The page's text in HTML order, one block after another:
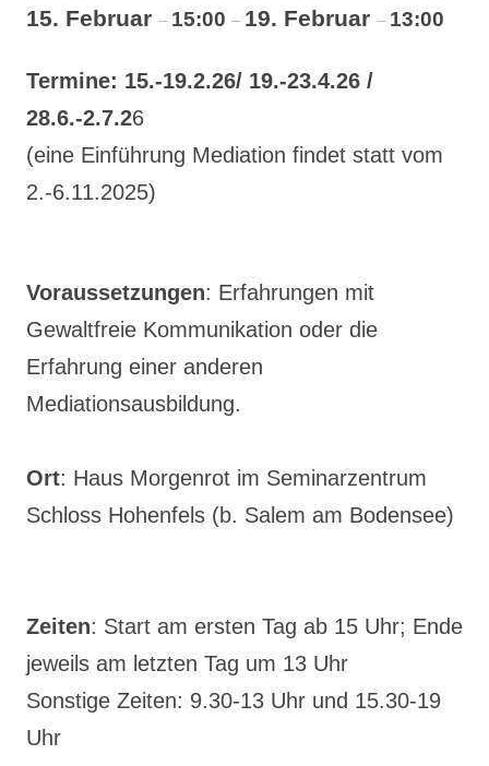
15. Februar – 15:00 – 19. Februar – 13:00
Termine: 15.-19.2.26/ 19.-23.4.26 /
28.6.-2.7.26
(eine Einführung Mediation findet statt vom
2.-6.11.2025)
Voraussetzungen: Erfahrungen mit
Gewaltfreie Kommunikation oder die
Erfahrung einer anderen
Mediationsausbildung.
Ort: Haus Morgenrot im Seminarzentrum
Schloss Hohenfels (b. Salem am Bodensee)
Zeiten: Start am ersten Tag ab 15 Uhr; Ende
jeweils am letzten Tag um 13 Uhr
Sonstige Zeiten: 9.30-13 Uhr und 15.30-19
Uhr